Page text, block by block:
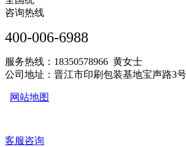
咨询热线
400-006-6988
服务热线：18350578966 黄女士
公司地址：晋江市印刷包装基地宝声路3号
网站地图
客服咨询